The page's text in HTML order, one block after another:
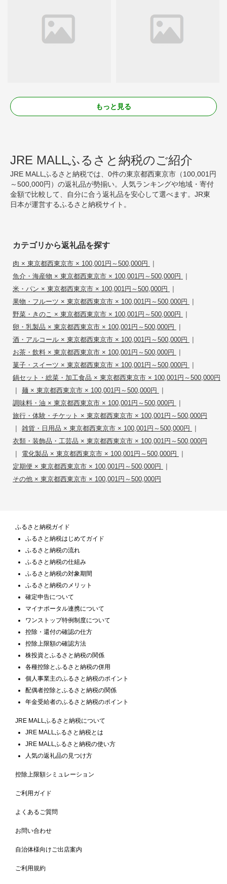
もっと見る
JRE MALLふるさと納税のご紹介
JRE MALLふるさと納税では、0件の東京都西東京市（100,001円
～500,000円）の返礼品が勢揃い。人気ランキングや地域・寄付
金額で比較して、自分に合う返礼品を安心して選べます。JR東
日本が運営するふるさと納税サイト。
カテゴリから返礼品を探す
肉 × 東京都西東京市 × 100,001円～500,000円 |
魚介・海産物 × 東京都西東京市 × 100,001円～500,000円 |
米・パン × 東京都西東京市 × 100,001円～500,000円 |
果物・フルーツ × 東京都西東京市 × 100,001円～500,000円 |
野菜・きのこ × 東京都西東京市 × 100,001円～500,000円 |
卵・乳製品 × 東京都西東京市 × 100,001円～500,000円 |
酒・アルコール × 東京都西東京市 × 100,001円～500,000円 |
お茶・飲料 × 東京都西東京市 × 100,001円～500,000円 |
菓子・スイーツ × 東京都西東京市 × 100,001円～500,000円 |
鍋セット・総菜・加工食品 × 東京都西東京市 × 100,001円～500,000円
| 麺 × 東京都西東京市 × 100,001円～500,000円 |
調味料・油 × 東京都西東京市 × 100,001円～500,000円 |
旅行・体験・チケット × 東京都西東京市 × 100,001円～500,000円
| 雑貨・日用品 × 東京都西東京市 × 100,001円～500,000円 |
衣類・装飾品・工芸品 × 東京都西東京市 × 100,001円～500,000円
| 電化製品 × 東京都西東京市 × 100,001円～500,000円 |
定期便 × 東京都西東京市 × 100,001円～500,000円 |
その他 × 東京都西東京市 × 100,001円～500,000円
ふるさと納税ガイド
ふるさと納税はじめてガイド
ふるさと納税の流れ
ふるさと納税の仕組み
ふるさと納税の対象期間
ふるさと納税のメリット
確定申告について
マイナポータル連携について
ワンストップ特例制度について
控除・還付の確認の仕方
控除上限額の確認方法
株投資とふるさと納税の関係
各種控除とふるさと納税の併用
個人事業主のふるさと納税のポイント
配偶者控除とふるさと納税の関係
年金受給者のふるさと納税のポイント
JRE MALLふるさと納税について
JRE MALLふるさと納税とは
JRE MALLふるさと納税の使い方
人気の返礼品の見つけ方
控除上限額シミュレーション
ご利用ガイド
よくあるご質問
お問い合わせ
自治体様向けご出店案内
ご利用規約